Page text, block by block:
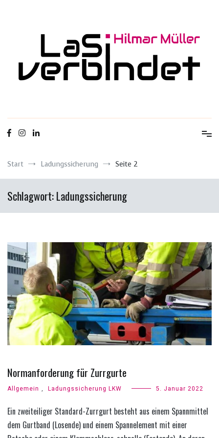
Start Ladungssicherung Seite 2
Schlagwort:Ladungssicherung
Normanforderung für Zurrgurte
Allgemein , Ladungssicherung LKW 5. Januar 2022
Ein zweiteiliger Standard-Zurrgurt besteht aus einem Spannmittel
dem Gurtband (Losende) und einem Spannelement mit einer